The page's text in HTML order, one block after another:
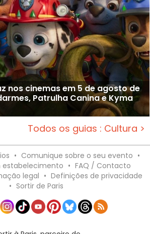
nos cinemas em 5 de agosto de
Patrulha Canina e Kyma
Todos os guias : Cultura >
• Comunique sobre o seu evento •
estabelecimento • FAQ / Contacto
legal • Definições de privacidade
• Sortir de Paris